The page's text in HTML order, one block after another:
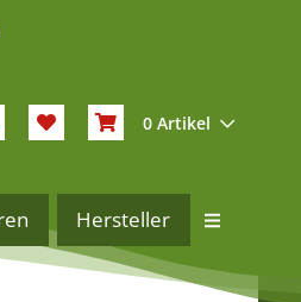
0 Artikel
Hersteller